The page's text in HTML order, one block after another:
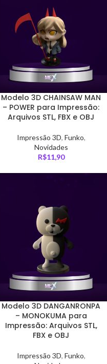
Modelo 3D CHAINSAW MAN
– POWER para Impressão:
Arquivos STL, FBX e OBJ
Impressão 3D, Funko,
Novidades
R$11,90
Modelo 3D DANGANRONPA
– MONOKUMA para
Impressão: Arquivos STL,
FBX e OBJ
Impressão 3D, Funko,